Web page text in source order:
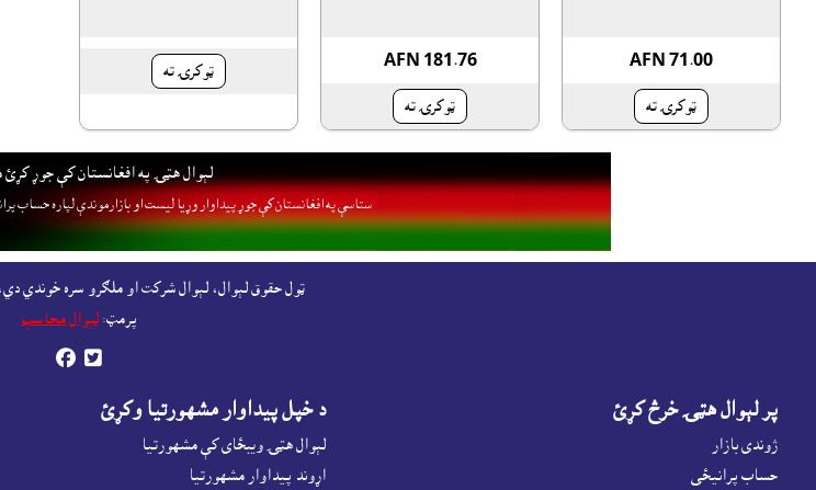
AFN 71.00
ټوکرۍ ته
AFN 181.76
ټوکرۍ ته
ټوکرۍ ته
لېوال هټۍ په افغانستان کې جوړ کړئ
ستاسې په افغانستان کې جوړ پيداوار وړيا ليست او بازارموندې لپاره حساب
ټول حقوق لېوال، لېوال شرکت او ملګرو سره خوندي دي، کاپيحق
پرمټ:لېوال محاسب
 
پر لېوال هټۍ خرڅ کړئ
ژوندى بازار
حساب پرانيځى
د خپل پيداوار مشهورتيا وکړئ
لېوال هټۍ ويبځاى کې مشهورتيا
اړوند پيداوار مشهورتيا